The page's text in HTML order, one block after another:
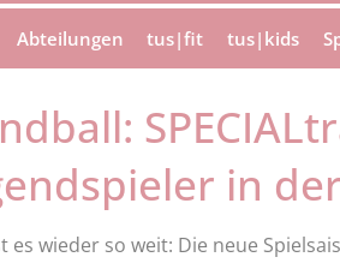
Abteilungen tus|fit tus|kids
in
es wieder so weit: Die neue